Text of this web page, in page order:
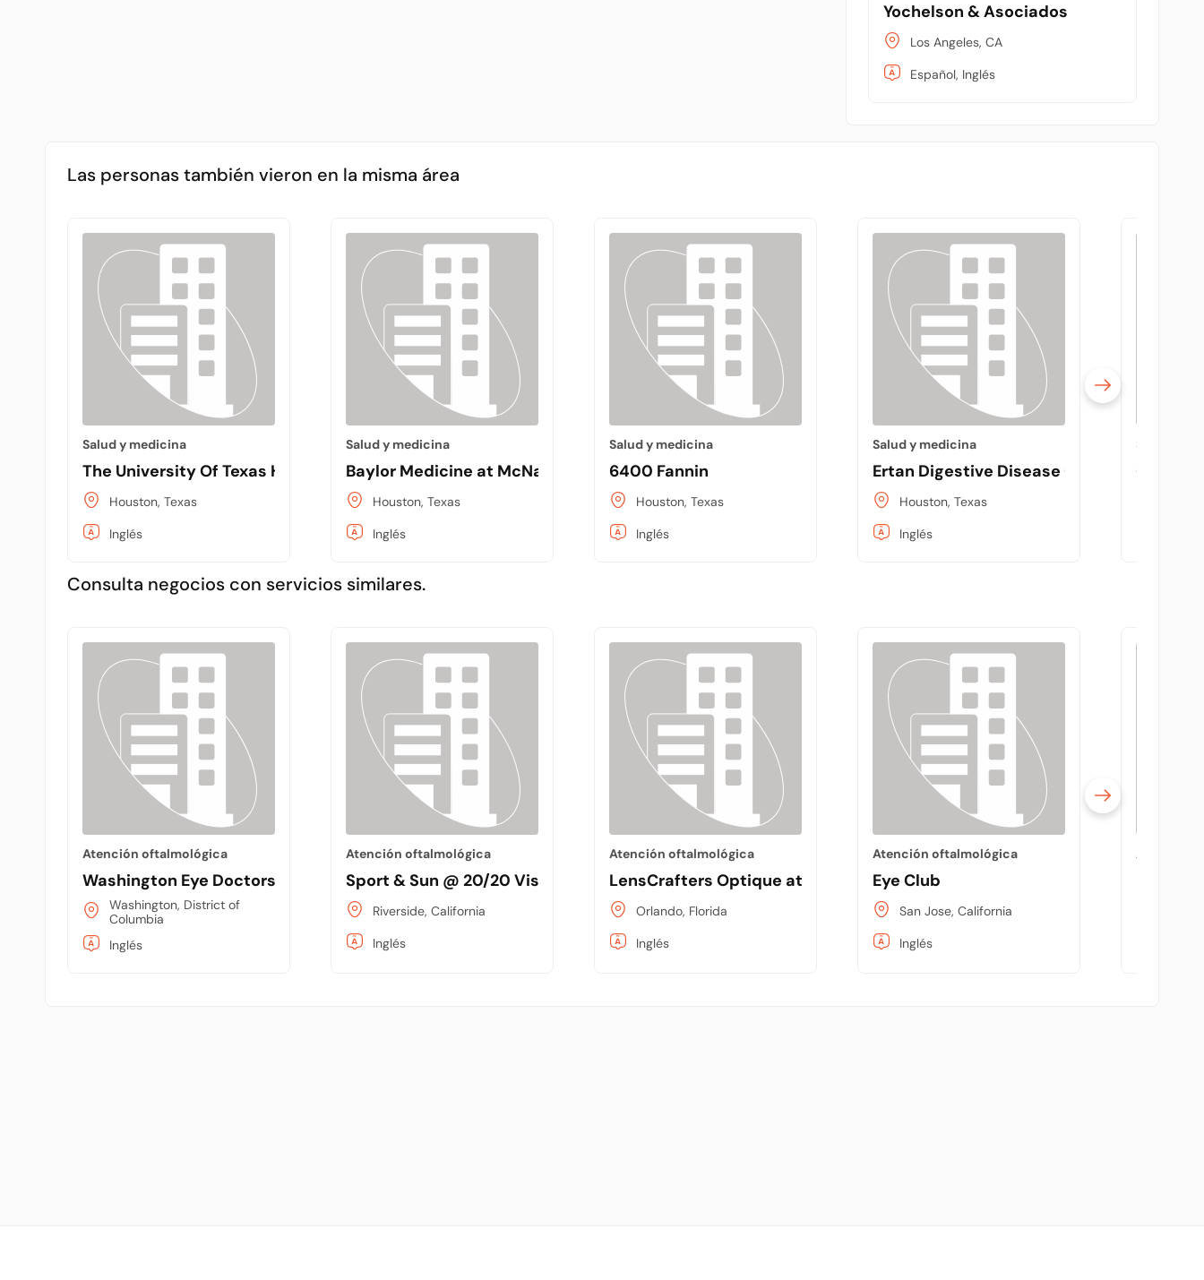
Yochelson & Asociados
Los Angeles, CA
Español, Inglés
Las personas también vieron en la misma área
Salud y medicina
The University Of Texas Health Science Center
Houston, Texas
Inglés
Salud y medicina
Baylor Medicine at McNair Campus
Houston, Texas
Inglés
Salud y medicina
6400 Fannin
Houston, Texas
Inglés
Salud y medicina
Ertan Digestive Disease Center-Texas
Houston, Texas
Inglés
Salud y
Gary
Consulta negocios con servicios similares.
Atención oftalmológica
Washington Eye Doctors - Downtown, DC
Washington, District of
Columbia
Inglés
Atención oftalmológica
Sport & Sun @ 20/20 Vision Associates Optometry
Riverside, California
Inglés
Atención oftalmológica
LensCrafters Optique at Macy's
Orlando, Florida
Inglés
Atención oftalmológica
Eye Club
San Jose, California
Inglés
Atención